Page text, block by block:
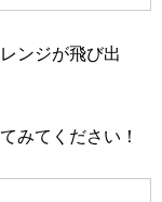
ンジが飛び出
みてください！